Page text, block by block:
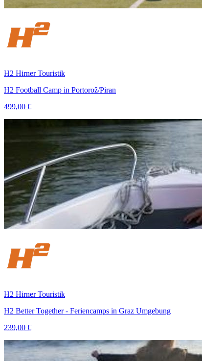
H2 Hirner Touristik
H2 Football Camp in Portorož/Piran
499,00 €
H2 Hirner Touristik
H2 Better Together - Feriencamps in Graz Umgebung
239,00 €